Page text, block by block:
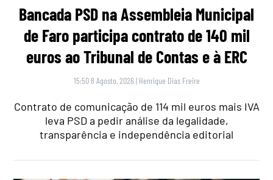
Bancada PSD na Assembleia Municipal
de Faro participa contrato de 140 mil
euros ao Tribunal de Contas e à ERC
15:50 8 Agosto, 2026 | Henrique Dias Freire
Contrato de comunicação de 114 mil euros mais IVA
leva PSD a pedir análise da legalidade,
transparência e independência editorial